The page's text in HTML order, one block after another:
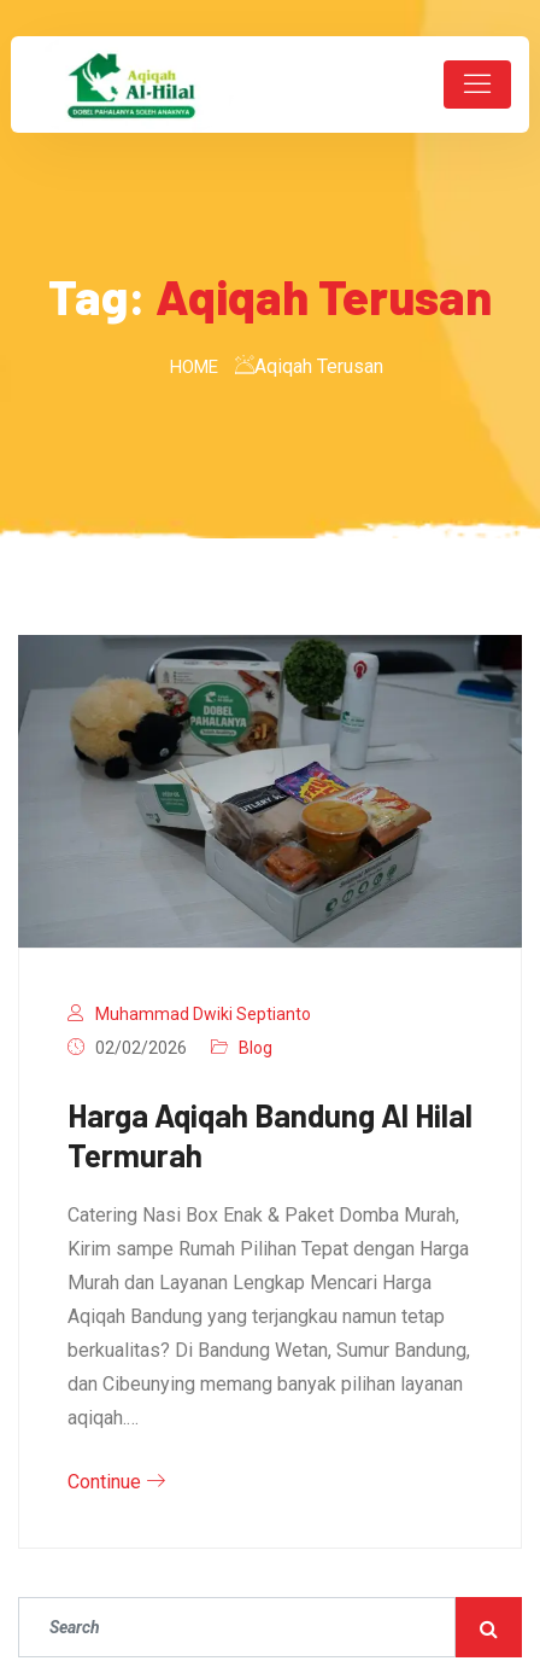
Tag: Aqiqah Terusan
HOME Aqiqah Terusan
Muhammad Dwiki Septianto
02/02/2026
Blog
Harga Aqiqah Bandung Al Hilal
Termurah
Catering Nasi Box Enak & Paket Domba Murah,
Kirim sampe Rumah Pilihan Tepat dengan Harga
Murah dan Layanan Lengkap Mencari Harga
Aqiqah Bandung yang terjangkau namun tetap
berkualitas? Di Bandung Wetan, Sumur Bandung,
dan Cibeunying memang banyak pilihan layanan
aqiqah.…
Continue